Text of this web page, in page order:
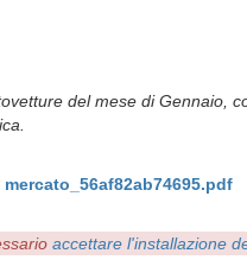
del mese di Gennaio,
accettare l'installazione